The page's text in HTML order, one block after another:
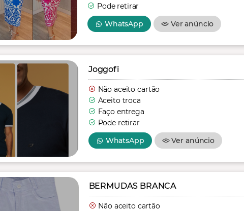
Pode retirar
WhatsApp
Ver anúncio
Joggofi
Não aceito cartão
Aceito troca
Faço entrega
Pode retirar
WhatsApp
Ver anúncio
BERMUDAS BRANCA
Não aceito cartão